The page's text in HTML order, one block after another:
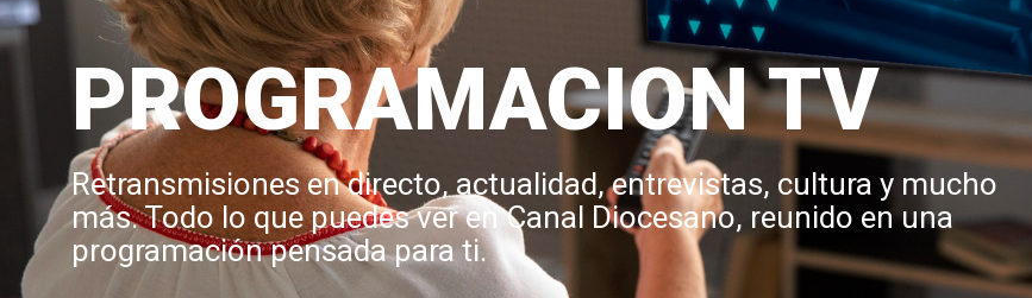
PROGRAMACION TV
Retransmisiones en directo, actualidad, entrevistas, cultura y mucho
más. Todo lo que puedes ver en Canal Diocesano, reunido en una
programación pensada para ti.